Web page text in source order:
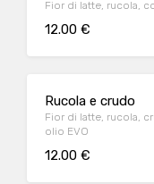
Fior di latte, rucola,
12.00 €
Rucola e crudo
Fior di latte, rucola,
olio EVO
12.00 €